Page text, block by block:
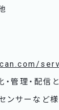
・管理・配
ンサーなど